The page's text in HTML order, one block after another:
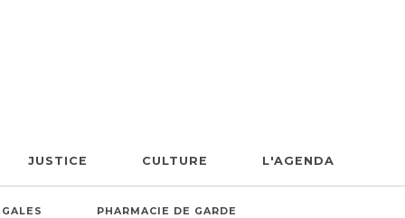
JUSTICE CULTURE L'AGENDA
PHARMACIE DE GARDE